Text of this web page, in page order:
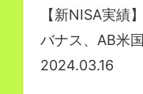
【新NISA実績
バナス、AB米
2024.03.16